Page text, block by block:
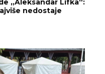
„Aleksandar Lifka“:
nedostaje